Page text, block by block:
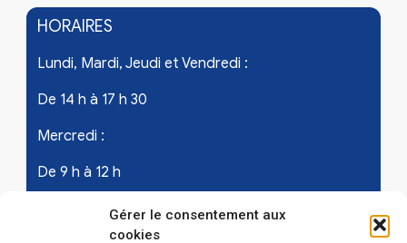
Gérer le consentement aux
cookies
HORAIRES
Lundi, Mardi, Jeudi et Vendredi :
De 14 h à 17 h 30
Mercredi :
De 9 h à 12 h
Samedi - les 1er et 3ème de chaque mois :